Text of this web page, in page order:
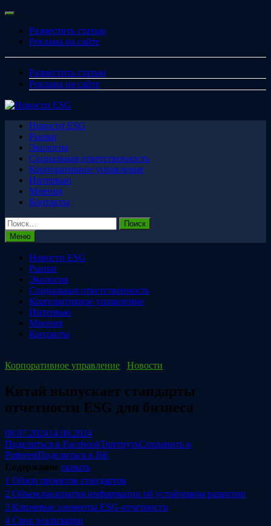
Перейти
содержимому
Меню
Разместить статью
Реклама на сайте
Разместить статью
Реклама на сайте
Новости ESG
Рынки
Экология
Социальная ответственность
Корпоративное управление
Интервью
Мнения
Контакты
Найти:
Меню
Новости ESG
Рынки
Экология
Социальная ответственность
Корпоративное управление
Интервью
Мнения
Контакты
Корпоративное управление / Новости
Китай выпускает стандарты
отчетности ESG для бизнеса
08.07.202414.08.2024
Поделиться в FacebookТвитнутьСохранить в
PinterestПоделиться в ВК
Содержание скрыть
1 Обзор проектов стандартов
2 Объем раскрытия информации об устойчивом развитии
3 Ключевые элементы ESG-отчетности
4 Срок реализации